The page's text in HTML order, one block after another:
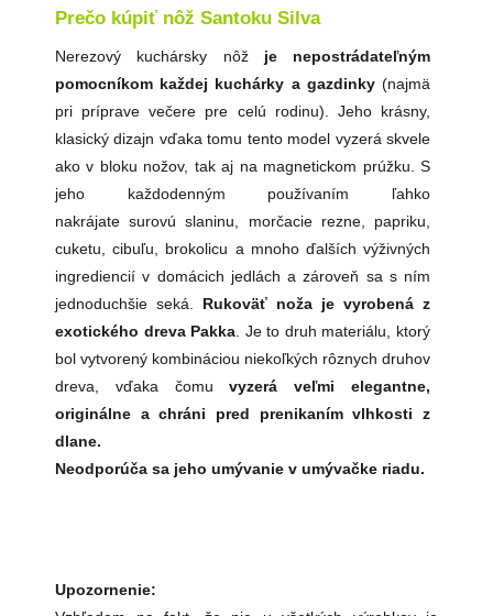
Prečo kúpiť nôž Santoku Silva
Nerezový kuchársky nôž je nepostrádateľným
pomocníkom každej kuchárky a gazdinky(najmä
pri príprave večere pre celú rodinu). Jeho krásny,
klasický dizajn vďaka tomu tento model vyzerá skvele
ako v bloku nožov, tak aj na magnetickom prúžku. S
jeho každodenným používaním ľahko
nakrájate surovú slaninu, morčacie rezne, papriku,
cuketu, cibuľu, brokolicu a mnoho ďalších výživných
ingrediencií v domácich jedlách a zároveň sa s ním
jednoduchšie seká. Rukoväť noža je vyrobená z
exotického dreva Pakka . Je to druh materiálu, ktorý
bol vytvorený kombináciou niekoľkých rôznych druhov
dreva, vďaka čomuvyzerá veľmi elegantne,
originálne a chráni pred prenikaním vlhkosti z
dlane.
Neodporúča sa jeho umývanie v umývačke riadu.
Upozornenie: